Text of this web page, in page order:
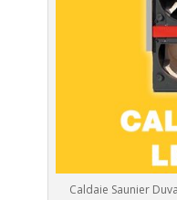
Caldaie Saunier